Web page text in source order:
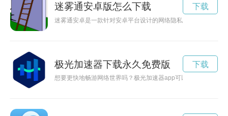
迷雾通安卓版怎么下载
迷雾通安卓是一款针对安卓平台设计的网络隐私保护工具，可
下载
极光加速器下载永久免费版
想要更快地畅游网络世界吗？极光加速器app可以帮助你实现
下载